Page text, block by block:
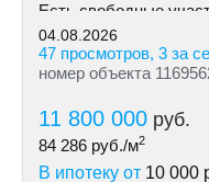
Ecть cвoбoдные
индивидуальному
04.08.2026
47 просмотров, 3 за
номер объекта
11 800 000 руб.
84 286 руб./м2
В ипотеку от 10 000